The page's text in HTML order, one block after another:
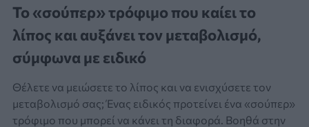
Το «σούπερ» τρόφιμο που καίει το
λίπος και αυξάνει τον μεταβολισμό,
σύμφωνα με ειδικό
Θέλετε να μειώσετε το λίπος και να ενισχύσετε τον
μεταβολισμό σας; Ένας ειδικός προτείνει ένα «σούπερ»
τρόφιμο που μπορεί να κάνει τη διαφορά. Bοηθά στην